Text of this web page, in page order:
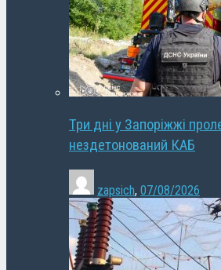
Три дні у Запоріжжі
нездетонований КАБ
zapsich, 07/08/2026